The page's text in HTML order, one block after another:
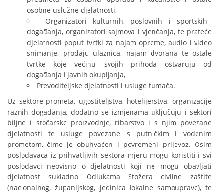
osobne uslužne djelatnosti,
Organizatori kulturnih, poslovnih i sportskih
događanja, organizatori sajmova i vjenčanja, te prateće
djelatnosti poput tvrtki za najam opreme, audio i video
snimanje, prodaju ulaznica, najam dvorana te ostale
tvrtke koje većinu svojih prihoda ostvaruju od
događanja i javnih okupljanja,
Prevoditeljske djelatnosti i usluge tumača.
Uz sektore prometa, ugostiteljstva, hotelijerstva, organizacije
raznih događanja, dodatno se izmjenama uključuju i sektori
biljne i stočarske proizvodnje, ribarstvo i s njim povezane
djelatnosti te usluge povezane s putničkim i vodenim
prometom, čime je obuhvaćen i povremeni prijevoz. Osim
poslodavaca iz prihvatljivih sektora mjeru mogu koristiti i svi
poslodavci neovisno o djelatnosti koji ne mogu obavljati
djelatnost sukladno Odlukama Stožera civilne zaštite
(nacionalnog, županijskog, jedinica lokalne samouprave), te